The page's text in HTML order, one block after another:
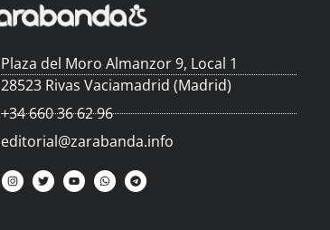
Plaza del Moro Almanzor 9, Local 1
28523 Rivas Vaciamadrid (Madrid)
+34 660 36 62 96
editorial@zarabanda.info